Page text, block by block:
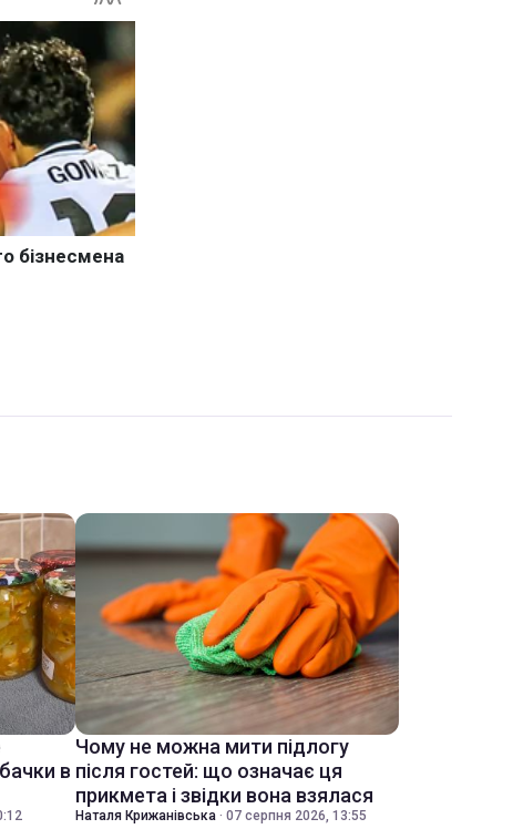
в
Чому не можна мити підлогу
після гостей: що означає ця
прикмета і звідки вона взялася
Наталя Крижанівська · 07 серпня 2026, 13:55